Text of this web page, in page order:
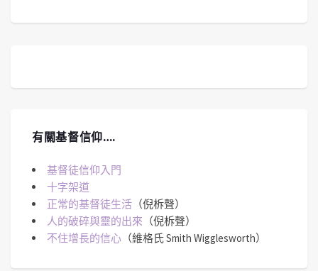
有關基督信仰….
基督徒信仰入門
十字架道
正常的基督徒生活 （倪柝聲）
人的破碎與靈的出來 （倪柝聲）
不住增長的信心 （維格氏 Smith Wigglesworth）